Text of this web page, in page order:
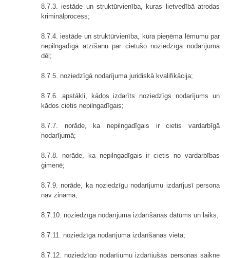
8.7.3. iestāde un struktūrvienība, kuras lietvedībā atrodas
kriminālprocess;
8.7.4. iestāde un struktūrvienība, kura pieņēma lēmumu par
nepilngadīgā atzīšanu par cietušo noziedzīga nodarījuma
dēļ;
8.7.5. noziedzīgā nodarījuma juridiskā kvalifikācija;
8.7.6. apstākļi, kādos izdarīts noziedzīgs nodarījums un
kādos cietis nepilngadīgais;
8.7.7. norāde, ka nepilngadīgais ir cietis vardarbīgā
nodarījumā;
8.7.8. norāde, ka nepilngadīgais ir cietis no vardarbības
ģimenē;
8.7.9. norāde, ka noziedzīgu nodarījumu izdarījusī persona
nav zināma;
8.7.10. noziedzīga nodarījuma izdarīšanas datums un laiks;
8.7.11. noziedzīga nodarījuma izdarīšanas vieta;
8.7.12. noziedzīgo nodarījumu izdarījušās personas saikne